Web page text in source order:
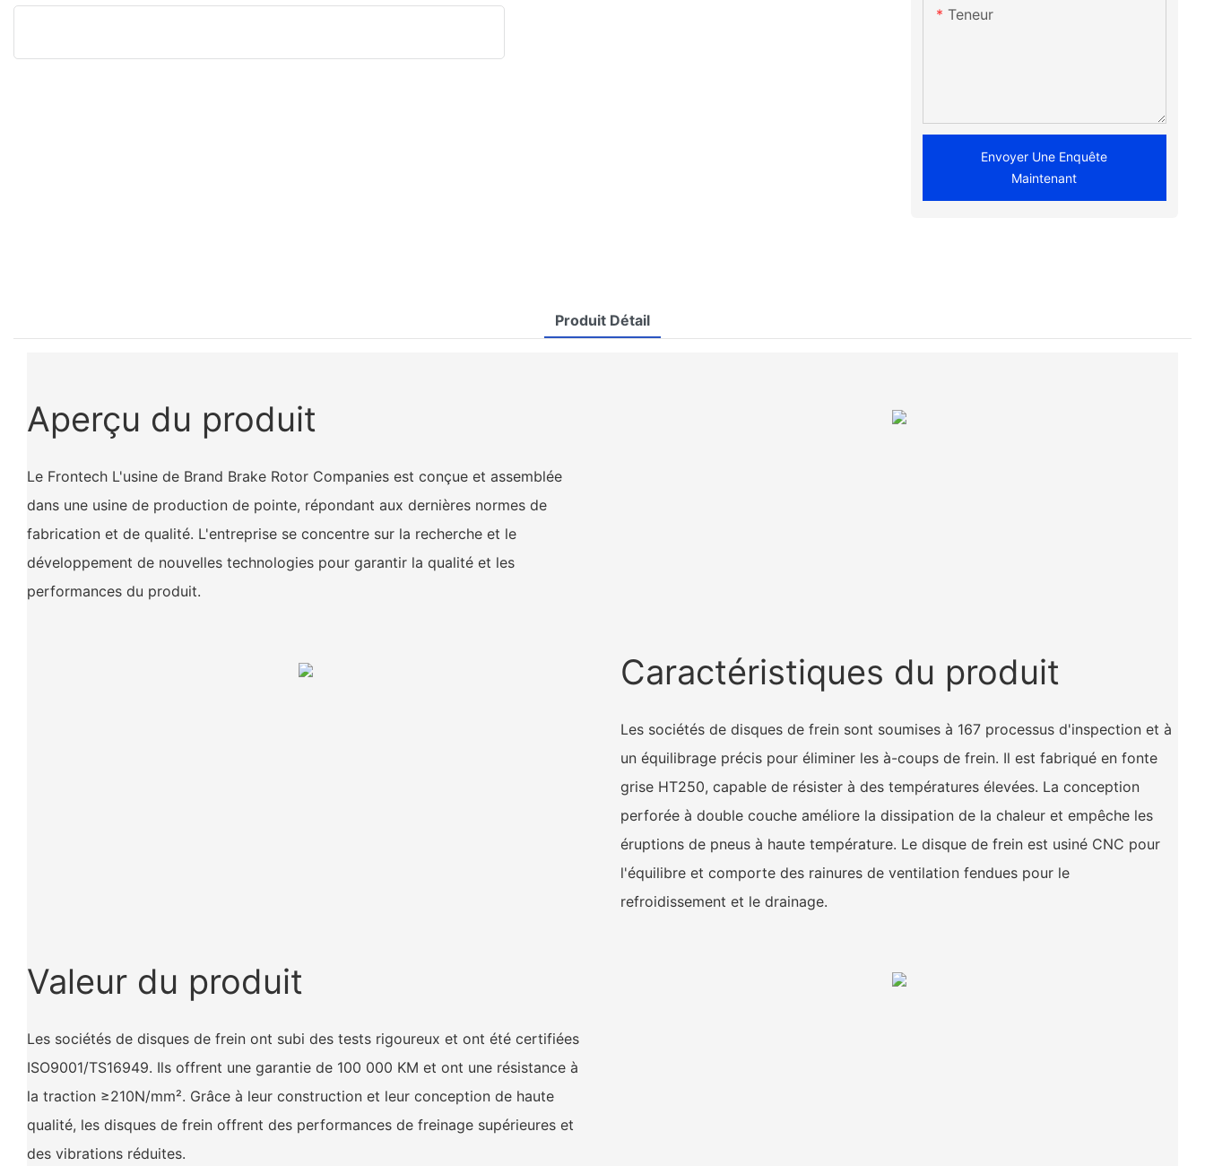
Teneur
Envoyer Une Enquête
Maintenant
Produit Détail
Aperçu du produit
Le Frontech L'usine de Brand Brake Rotor Companies est conçue et assemblée
dans une usine de production de pointe, répondant aux dernières normes de
fabrication et de qualité. L'entreprise se concentre sur la recherche et le
développement de nouvelles technologies pour garantir la qualité et les
performances du produit.
Caractéristiques du produit
Les sociétés de disques de frein sont soumises à 167 processus d'inspection et à
un équilibrage précis pour éliminer les à-coups de frein. Il est fabriqué en fonte
grise HT250, capable de résister à des températures élevées. La conception
perforée à double couche améliore la dissipation de la chaleur et empêche les
éruptions de pneus à haute température. Le disque de frein est usiné CNC pour
l'équilibre et comporte des rainures de ventilation fendues pour le
refroidissement et le drainage.
Valeur du produit
Les sociétés de disques de frein ont subi des tests rigoureux et ont été certifiées
ISO9001/TS16949. Ils offrent une garantie de 100 000 KM et ont une résistance à
la traction ≥210N/mm². Grâce à leur construction et leur conception de haute
qualité, les disques de frein offrent des performances de freinage supérieures et
des vibrations réduites.